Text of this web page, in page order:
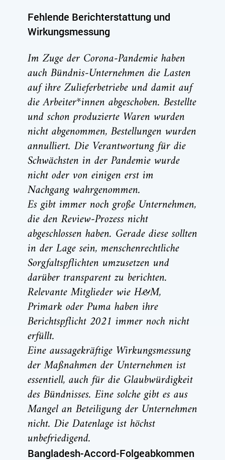
Fehlende Berichterstattung und
Wirkungsmessung
Im Zuge der Corona-Pandemie haben
auch Bündnis-Unternehmen die Lasten
auf ihre Zulieferbetriebe und damit auf
die Arbeiter*innen abgeschoben. Bestellte
und schon produzierte Waren wurden
nicht abgenommen, Bestellungen wurden
annulliert. Die Verantwortung für die
Schwächsten in der Pandemie wurde
nicht oder von einigen erst im
Nachgang wahrgenommen.
Es gibt immer noch große Unternehmen,
die den Review-Prozess nicht
abgeschlossen haben. Gerade diese sollten
in der Lage sein, menschenrechtliche
Sorgfaltspflichten umzusetzen und
darüber transparent zu berichten.
Relevante Mitglieder wie H&M,
Primark oder Puma haben ihre
Berichtspflicht 2021 immer noch nicht
erfüllt.
Eine aussagekräftige Wirkungsmessung
der Maßnahmen der Unternehmen ist
essentiell, auch für die Glaubwürdigkeit
des Bündnisses. Eine solche gibt es aus
Mangel an Beteiligung der Unternehmen
nicht. Die Datenlage ist höchst
unbefriedigend.
Bangladesh-Accord-Folgeabkommen